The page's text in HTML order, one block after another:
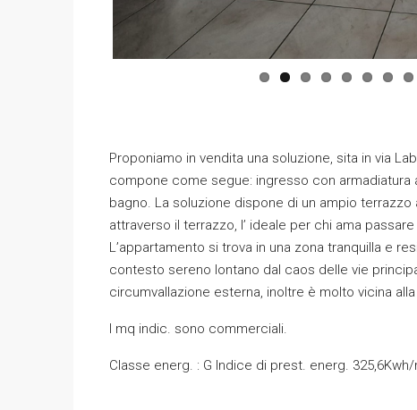
Proponiamo in vendita una soluzione, sita in via
compone come segue: ingresso con armadiatura
bagno. La soluzione dispone di un ampio
attraverso il terrazzo, l’ ideale per chi ama
L’appartamento si trova in una zona tranquilla e
contesto sereno lontano dal caos delle vie
circumvallazione esterna, inoltre è molto vicina
I mq indic. sono commerciali.
Classe energ. : G Indice di prest. energ. 325,6Kwh/